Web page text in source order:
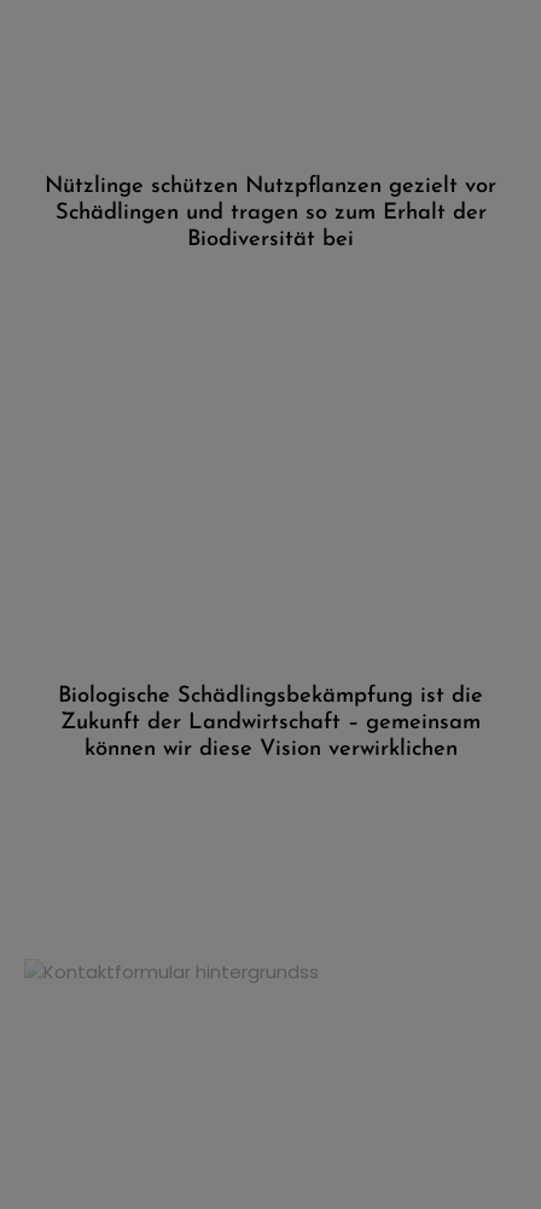
Nützlinge schützen Nutzpflanzen gezielt vor
Schädlingen und tragen so zum Erhalt der
Biodiversität bei
Biologische Schädlingsbekämpfung ist die
Zukunft der Landwirtschaft – gemeinsam
können wir diese Vision verwirklichen